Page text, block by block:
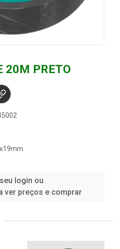
20M PRETO
login ou
ver preços e comprar